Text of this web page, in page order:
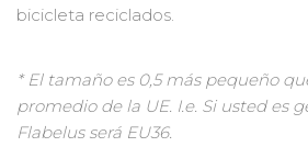
bicicleta reciclados.
* El tamaño es 0,5 más pequeño
promedio de la UE. I.e. Si usted es
Flabelus será EU36.